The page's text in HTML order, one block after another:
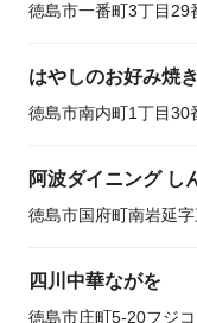
徳島市一番町3丁目29
はやしのお好み焼き
徳島市南内町1丁目30
阿波ダイニング し
徳島市国府町南岩延
四川中華ながを
徳島市庄町5-20フジ